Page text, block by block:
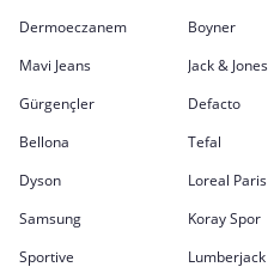
Dermoeczanem
Boyner
Mavi Jeans
Jack & Jones
Gürgençler
Defacto
Bellona
Tefal
Dyson
Loreal Paris
Samsung
Koray Spor
Sportive
Lumberjack